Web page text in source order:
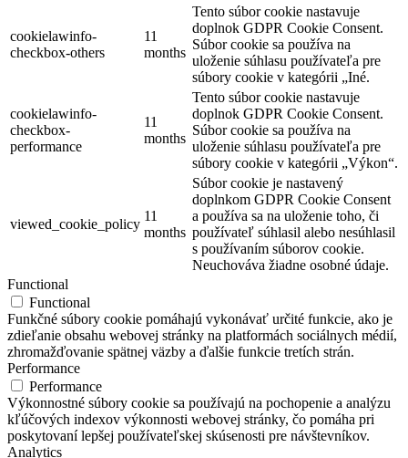
cookielawinfo-
checkbox-others
11
months
Tento súbor cookie nastavuje
doplnok GDPR Cookie Consent.
Súbor cookie sa používa na
uloženie súhlasu používateľa pre
súbory cookie v kategórii „Iné.
cookielawinfo-
checkbox-
performance
11
months
Tento súbor cookie nastavuje
doplnok GDPR Cookie Consent.
Súbor cookie sa používa na
uloženie súhlasu používateľa pre
súbory cookie v kategórii „Výkon“.
viewed_cookie_policy
11
months
Súbor cookie je nastavený
doplnkom GDPR Cookie Consent
a používa sa na uloženie toho, či
používateľ súhlasil alebo nesúhlasil
s používaním súborov cookie.
Neuchováva žiadne osobné údaje.
Functional
Functional
Funkčné súbory cookie pomáhajú vykonávať určité funkcie, ako je
zdieľanie obsahu webovej stránky na platformách sociálnych médií,
zhromažďovanie spätnej väzby a ďalšie funkcie tretích strán.
Performance
Performance
Výkonnostné súbory cookie sa používajú na pochopenie a analýzu
kľúčových indexov výkonnosti webovej stránky, čo pomáha pri
poskytovaní lepšej používateľskej skúsenosti pre návštevníkov.
Analytics